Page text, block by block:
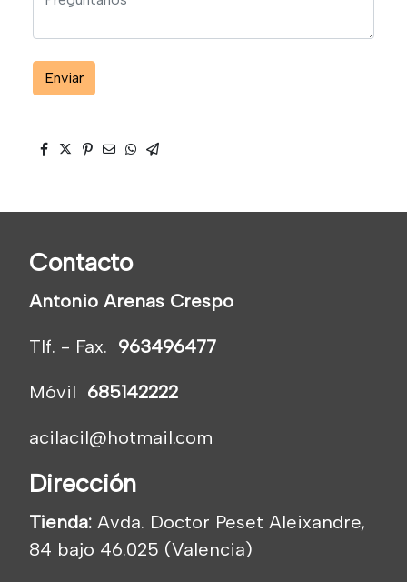
Enviar
Contacto
Antonio Arenas Crespo
Tlf. - Fax. 963496477
Móvil 685142222
acilacil@hotmail.com
Dirección
Tienda: Avda. Doctor Peset Aleixandre,
84 bajo 46.025 (Valencia)